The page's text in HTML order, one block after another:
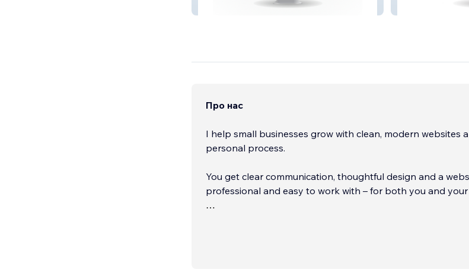
Про нас
I help small businesses grow with clean, modern websites
personal process.
You get clear communication, thoughtful design and a
professional and easy to work with – for both you and your